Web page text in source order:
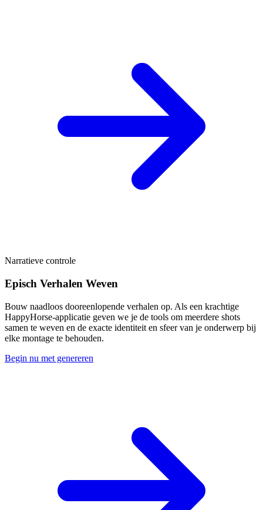
Narratieve controle
Episch Verhalen Weven
Bouw naadloos dooreenlopende verhalen op. Als een krachtige
HappyHorse-applicatie geven we je de tools om meerdere shots
samen te weven en de exacte identiteit en sfeer van je onderwerp bij
elke montage te behouden.
Begin nu met genereren